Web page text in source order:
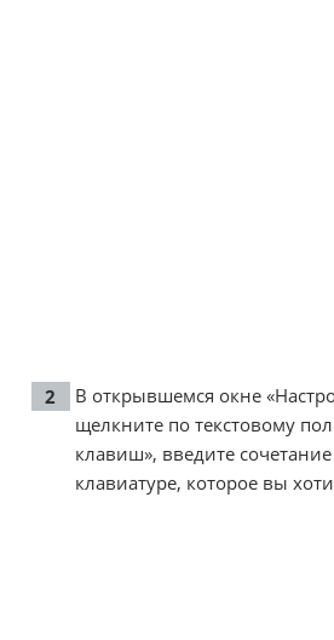
В открывшемся окне
щелкните по текстовому
клавиш», введите
клавиатуре, которое вы